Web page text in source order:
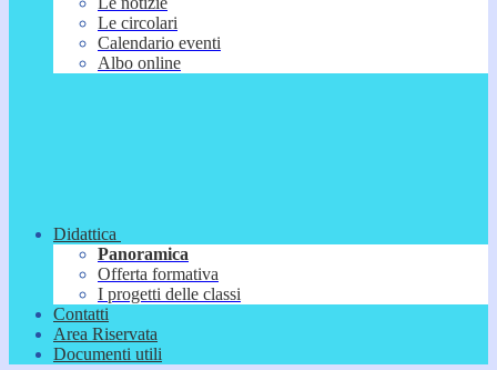
Le circolari
Calendario eventi
Albo online
Didattica
Panoramica
Offerta formativa
I progetti delle classi
Contatti
Area Riservata
Documenti utili